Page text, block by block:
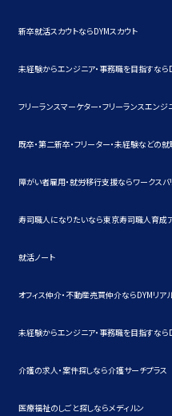
新卒就活スカウトならDYMスカウト
未経験からエンジニア・事務職を目指すなら
フリーランスマーケター・フリーランスエン
既卒・第二新卒・フリーター・未経験などの
障がい者雇用・就労移行支援ならワークスバ
寿司職人になりたいなら東京寿司職人育成ア
就活ノート
オフィス仲介・不動産売買仲介ならDYMリア
未経験からエンジニア・事務職を目指すなら
介護の求人・案件探しなら介護サーチプラス
医療福祉のしごと探しならメディルン